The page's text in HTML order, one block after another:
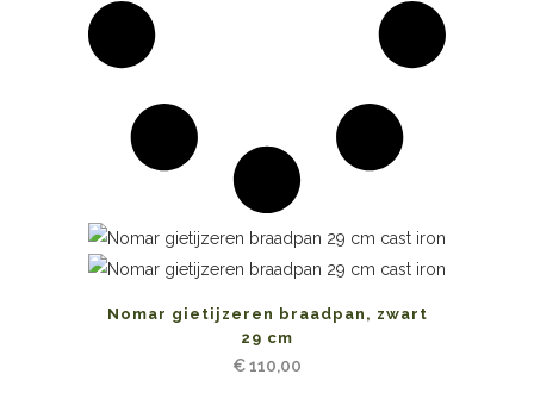
Nomar gietijzeren braadpan, zwart
29 cm
€110,00